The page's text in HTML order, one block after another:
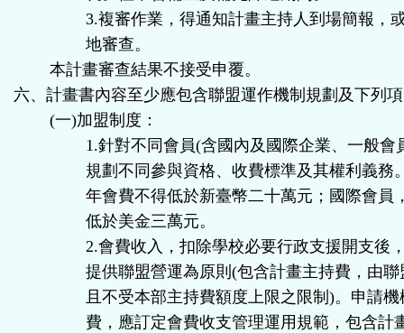
3.複審作業，得通知計畫主持人到場簡報，
地審查。
本計畫審查結果不接受申覆。
六、計畫書內容至少應包含聯盟運作機制規劃及下列
(一)加盟制度：
1.針對不同會員(含國內及國際企業、一般會
規劃不同參與資格、收費標準及其權利義務
年會費不得低於新臺幣二十萬元；國際會員
低於美金三萬元。
2.會費收入，扣除學校必要行政支援開支後
提供聯盟營運為原則(包含計畫主持費，由
且不受本部主持費額度上限之限制)。申請
費，應訂定會費收支管理運用規範，包含計